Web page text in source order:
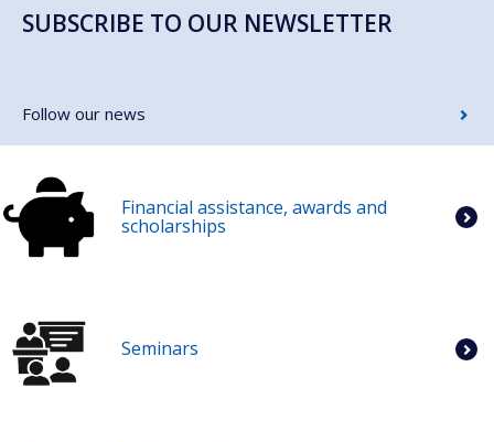
SUBSCRIBE TO OUR NEWSLETTER
Follow our news
Financial assistance, awards and
scholarships
Seminars